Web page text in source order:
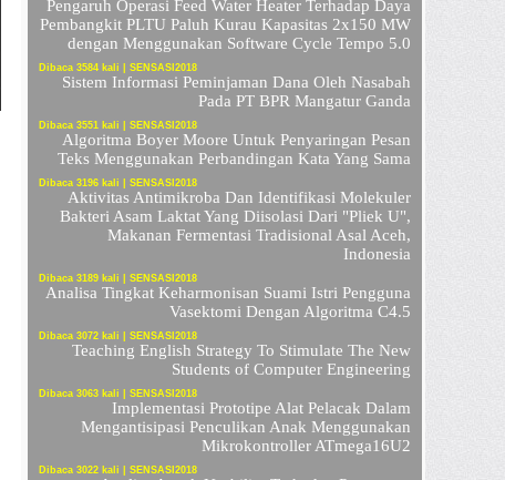
Pengaruh Operasi Feed Water Heater Terhadap Daya
Pembangkit PLTU Paluh Kurau Kapasitas 2x150 MW
dengan Menggunakan Software Cycle Tempo 5.0
Dibaca 3584 kali | SENSASI2018
Sistem Informasi Peminjaman Dana Oleh Nasabah
Pada PT BPR Mangatur Ganda
Dibaca 3551 kali | SENSASI2018
Algoritma Boyer Moore Untuk Penyaringan Pesan
Teks Menggunakan Perbandingan Kata Yang Sama
Dibaca 3196 kali | SENSASI2018
Aktivitas Antimikroba Dan Identifikasi Molekuler
Bakteri Asam Laktat Yang Diisolasi Dari "Pliek U",
Makanan Fermentasi Tradisional Asal Aceh,
Indonesia
Dibaca 3189 kali | SENSASI2018
Analisa Tingkat Keharmonisan Suami Istri Pengguna
Vasektomi Dengan Algoritma C4.5
Dibaca 3072 kali | SENSASI2018
Teaching English Strategy To Stimulate The New
Students of Computer Engineering
Dibaca 3063 kali | SENSASI2018
Implementasi Prototipe Alat Pelacak Dalam
Mengantisipasi Penculikan Anak Menggunakan
Mikrokontroller ATmega16U2
Dibaca 3022 kali | SENSASI2018